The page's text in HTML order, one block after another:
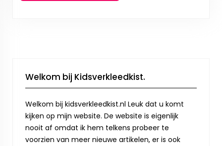
Welkom bij Kidsverkleedkist.
Welkom bij kidsverkleedkist.nl Leuk dat u komt
kijken op mijn website. De website is eigenlijk
nooit af omdat ik hem telkens probeer te
voorzien van meer nieuwe artikelen, er is ook